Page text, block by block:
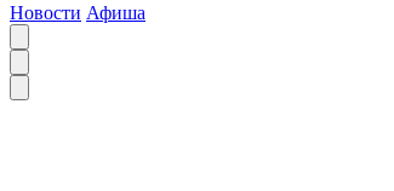
Новости Афиша